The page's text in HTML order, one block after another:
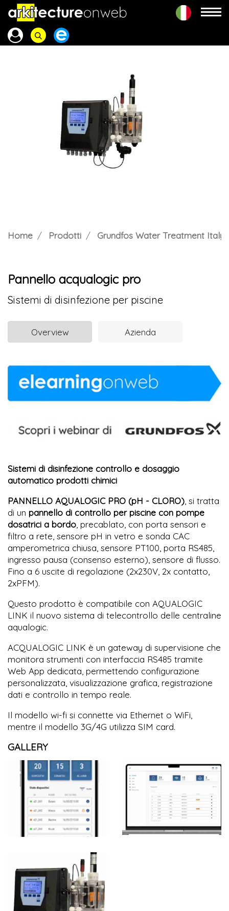
Home Prodotti Grundfos Water Treatment Italy
Pannello acqualogic pro
Sistemi di disinfezione per piscine
Overview Azienda
Sistemi di disinfezione controllo e dosaggio
automatico prodotti chimici
PANNELLO AQUALOGIC PRO (pH - CLORO) , si tratta
di un pannello di controllo per piscine con pompe
dosatrici a bordo , precablato, con porta sensori e
filtro a rete, sensore pH in vetro e sonda CAC
amperometrica chiusa, sensore PT100, porta RS485,
ingresso pausa (consenso esterno), sensore di flusso.
Fino a 6 uscite di regolazione (2x230V, 2x contatto,
2xPFM).
Questo prodotto è compatibile con AQUALOGIC
LINK il nuovo sistema di telecontrollo delle centraline
aqualogic.
ACQUALOGIC LINK è un gateway di supervisione che
monitora strumenti con interfaccia RS485 tramite
Web App dedicata, permettendo configurazione
personalizzata, visualizzazione grafica, registrazione
dati e controllo in tempo reale.
Il modello wi-fi si connette via Ethernet o WiFi,
mentre il modello 3G/4G utilizza SIM card.
GALLERY